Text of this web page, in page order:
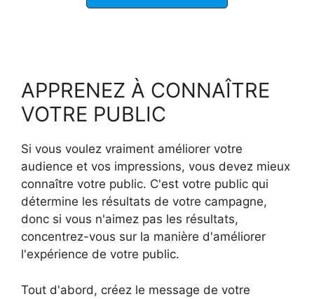
APPRENEZ À CONNAÎTRE
VOTRE PUBLIC
Si vous voulez vraiment améliorer votre
audience et vos impressions, vous devez mieux
connaître votre public. C'est votre public qui
détermine les résultats de votre campagne,
donc si vous n'aimez pas les résultats,
concentrez-vous sur la manière d'améliorer
l'expérience de votre public.
Tout d'abord, créez le message de votre